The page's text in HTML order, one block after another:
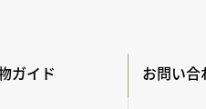
ガイド お問い合